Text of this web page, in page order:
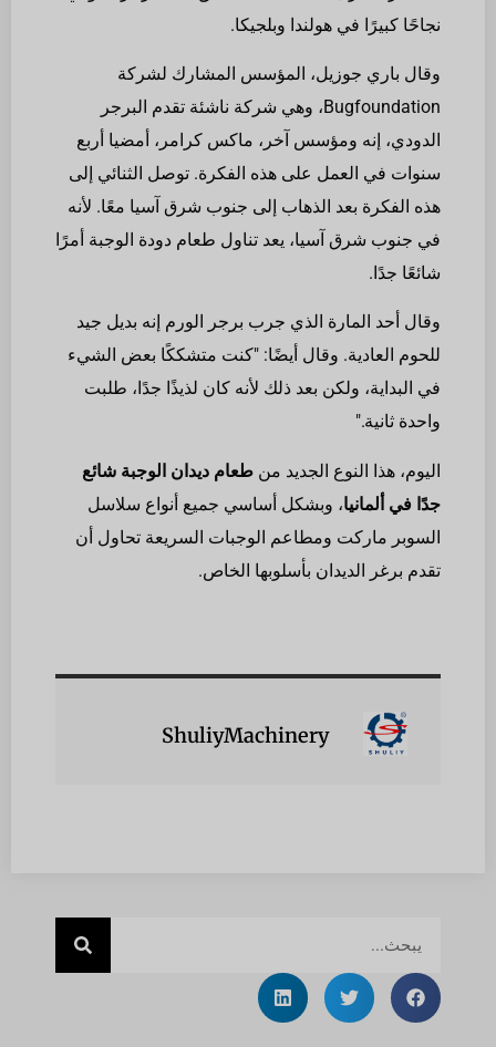
نجاحًا كبيرًا في هولندا وبلجيكا.
وقال باري جوزيل، المؤسس المشارك لشركة
Bugfoundation، وهي شركة ناشئة تقدم البرجر
الدودي، إنه ومؤسس آخر، ماكس كرامر، أمضيا أربع
سنوات في العمل على هذه الفكرة. توصل الثنائي إلى
هذه الفكرة بعد الذهاب إلى جنوب شرق آسيا معًا. لأنه
في جنوب شرق آسيا، يعد تناول طعام دودة الوجبة أمرًا
شائعًا جدًا.
وقال أحد المارة الذي جرب برجر الورم إنه بديل جيد
للحوم العادية. وقال أيضًا: "كنت متشككًا بعض الشيء
في البداية، ولكن بعد ذلك لأنه كان لذيذًا جدًا، طلبت
واحدة ثانية."
اليوم، هذا النوع الجديد من طعام ديدان الوجبة شائع
جدًا في ألمانيا، وبشكل أساسي جميع أنواع سلاسل
السوبر ماركت ومطاعم الوجبات السريعة تحاول أن
تقدم برغر الديدان بأسلوبها الخاص.
ShuliyMachinery